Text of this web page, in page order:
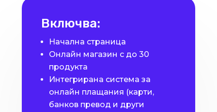
Включва:
Начална страница
Онлайн магазин с до 30
продукта
Интегрирана система за
онлайн плащания (карти,
банков превод и други